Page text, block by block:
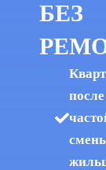
БЕЗ
после